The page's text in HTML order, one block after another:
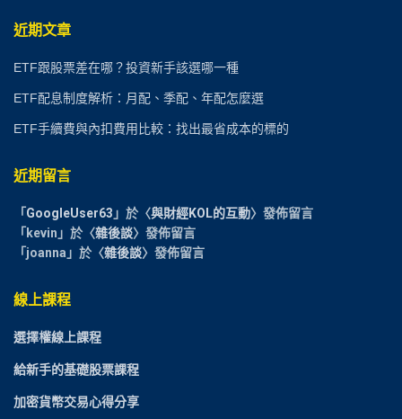
近期文章
ETF跟股票差在哪？投資新手該選哪一種
ETF配息制度解析：月配、季配、年配怎麼選
ETF手續費與內扣費用比較：找出最省成本的標的
近期留言
「GoogleUser63 」於〈與財經KOL的互動〉發佈留言
「kevin 」於〈雜後談〉發佈留言
「joanna 」於〈雜後談〉發佈留言
線上課程
選擇權線上課程
給新手的基礎股票課程
加密貨幣交易心得分享